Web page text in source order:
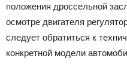
положения дроссельной
осмотре двигателя
следует обратиться к
конкретной модели